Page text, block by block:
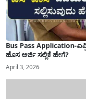
Bus Pass Application-
ಹೊಸ ಅರ್ಜಿ ಸಲ್ಲಿಕೆ ಹೇಗೆ?
April 3, 2026